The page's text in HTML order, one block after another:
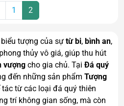
1 2
tượng của sự từ bi, bình an,
thủy vô giá, giúp thu hút
vượng cho gia chủ. Tại Đá quý
đến những sản phẩm Tượng
từ các loại đá quý thiên
trí không gian sống, mà còn